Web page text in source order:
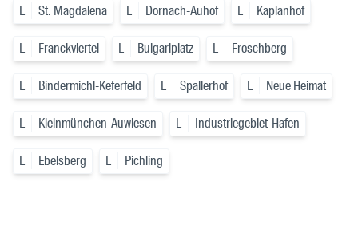
L St. Magdalena L Dornach-Auhof L Kaplanhof
L Franckviertel L Bulgariplatz L Froschberg
L Bindermichl-Keferfeld L Spallerhof L Neue Heimat
L Kleinmünchen-Auwiesen L Industriegebiet-Hafen
L Ebelsberg L Pichling